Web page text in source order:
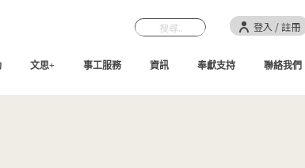
登入 / 註冊
文思+ 事工服務 資訊 奉獻支持 聯絡我們